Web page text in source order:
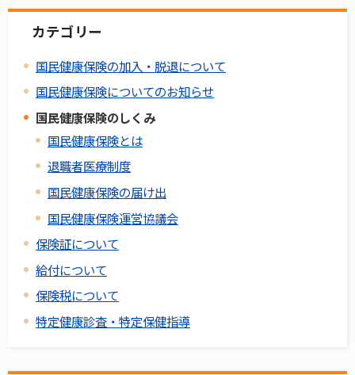
カテゴリー
国民健康保険の加入・脱退について
国民健康保険についてのお知らせ
国民健康保険のしくみ
国民健康保険とは
退職者医療制度
国民健康保険の届け出
国民健康保険運営協議会
保険証について
給付について
保険税について
特定健康診査・特定保健指導